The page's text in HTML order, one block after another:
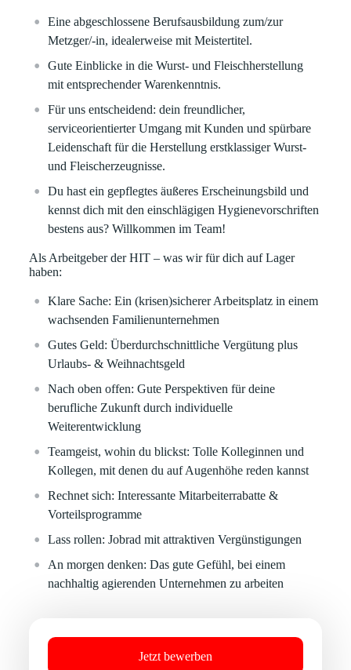
Eine abgeschlossene Berufsausbildung zum/zur
Metzger/-in, idealerweise mit Meistertitel.
Gute Einblicke in die Wurst- und Fleischherstellung
mit entsprechender Warenkenntnis.
Für uns entscheidend: dein freundlicher,
serviceorientierter Umgang mit Kunden und spürbare
Leidenschaft für die Herstellung erstklassiger Wurst-
und Fleischerzeugnisse.
Du hast ein gepflegtes äußeres Erscheinungsbild und
kennst dich mit den einschlägigen Hygienevorschriften
bestens aus? Willkommen im Team!
Als Arbeitgeber der HIT – was wir für dich auf Lager
haben:
Klare Sache:Ein (krisen)sicherer Arbeitsplatz in einem
wachsenden Familienunternehmen
Gutes Geld:Überdurchschnittliche Vergütung plus
Urlaubs- & Weihnachtsgeld
Nach oben offen:Gute Perspektiven für deine
berufliche Zukunft durch individuelle
Weiterentwicklung
Teamgeist, wohin du blickst:Tolle Kolleginnen und
Kollegen, mit denen du auf Augenhöhe reden kannst
Rechnet sich:Interessante Mitarbeiterrabatte &
Vorteilsprogramme
Lass rollen:Jobrad mit attraktiven Vergünstigungen
An morgen denken:Das gute Gefühl, bei einem
nachhaltig agierenden Unternehmen zu arbeiten
Jetzt bewerben